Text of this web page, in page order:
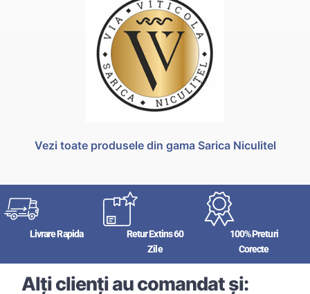
Vezi toate produsele din gama Sarica Niculitel
Livrare Rapida
Retur Extins 60
Zile
100% Preturi
Corecte
Alți clienți au comandat și: